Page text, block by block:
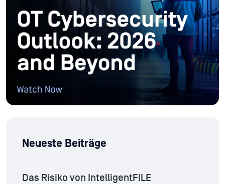
Neueste Beiträge
Das Risiko von IntelligentFILE